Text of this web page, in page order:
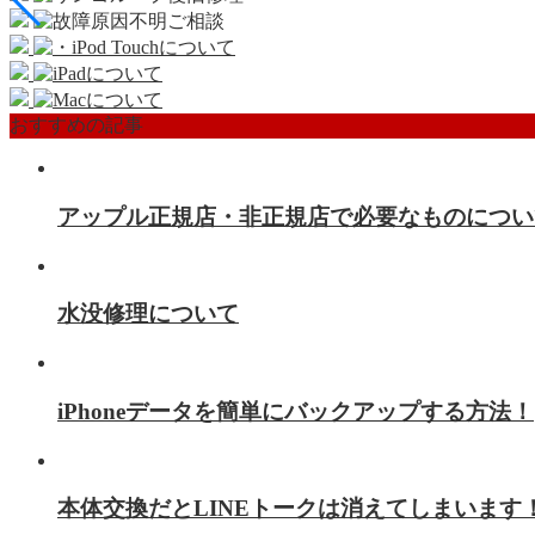
おすすめの記事
アップル正規店・非正規店で必要なものにつ
水没修理について
iPhoneデータを簡単にバックアップする方法！
本体交換だとLINEトークは消えてしまいます